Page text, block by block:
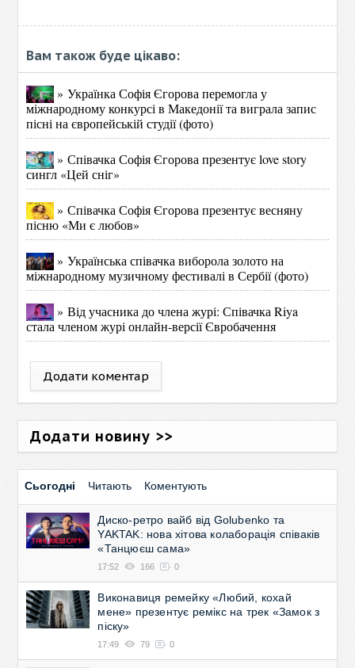
Вам також буде цікаво:
» Українка Софія Єгорова перемогла у
міжнародному конкурсі в Македонії та виграла запис
пісні на європейській студії (фото)
» Співачка Софія Єгорова презентує love story
сингл «Цей сніг»
» Співачка Софія Єгорова презентує весняну
пісню «Ми є любов»
» Українська співачка виборола золото на
міжнародному музичному фестивалі в Сербії (фото)
» Від учасника до члена журі: Співачка Riya
стала членом журі онлайн-версії Євробачення
Додати коментар
Додати новину >>
Сьогодні Читають Коментують
Диско-ретро вайб від Golubenko та
YAKTAK: нова хітова колаборація співаків
«Танцюєш сама»
17:52 166 0
Виконавиця ремейку «Любий, кохай
мене» презентує ремікс на трек «Замок з
піску»
17:49 79 0